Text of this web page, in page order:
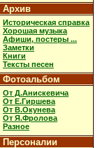
Архив
Историческая справка
Хорошая музыка
Афиши, постеры ...
Заметки
Книги
Тексты песен
Фотоальбом
От Д.Анискевича
От Е.Гиршева
От В.Окунева
От Я.Фролова
Разное
Персоналии